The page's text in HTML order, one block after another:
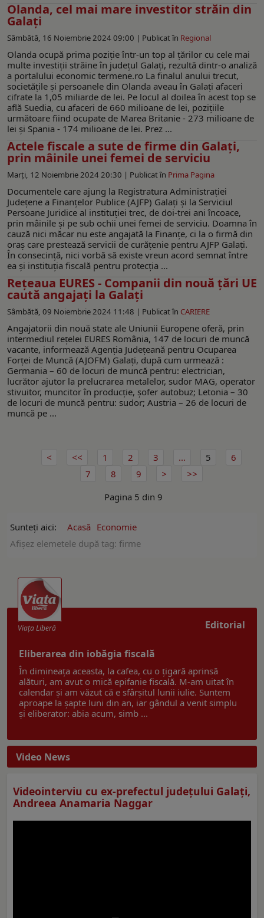
Olanda, cel mai mare investitor străin din
Galaţi
Sâmbătă, 16 Noiembrie 2024 09:00 | Publicat în Regional
Olanda ocupă prima poziţie într-un top al ţărilor cu cele mai
multe investiții străine în județul Galaţi, rezultă dintr-o analiză
a portalului economic termene.ro La finalul anului trecut,
societățile și persoanele din Olanda aveau în Galaţi afaceri
cifrate la 1,05 miliarde de lei. Pe locul al doilea în acest top se
află Suedia, cu afaceri de 660 milioane de lei, poziţiile
următoare fiind ocupate de Marea Britanie - 273 milioane de
lei și Spania - 174 milioane de lei. Prez ...
Actele fiscale a sute de firme din Galați,
prin mâinile unei femei de serviciu
Marți, 12 Noiembrie 2024 20:30 | Publicat în Prima Pagina
Documentele care ajung la Registratura Administrației
Județene a Finanțelor Publice (AJFP) Galați și la Serviciul
Persoane Juridice al instituției trec, de doi-trei ani încoace,
prin mâinile și pe sub ochii unei femei de serviciu. Doamna în
cauză nici măcar nu este angajată la Finanțe, ci la o firmă din
oraș care prestează servicii de curățenie pentru AJFP Galați.
În consecință, nici vorbă să existe vreun acord semnat între
ea și instituția fiscală pentru protecția ...
Rețeaua EURES - Companii din nouă țări UE
caută angajați la Galați
Sâmbătă, 09 Noiembrie 2024 11:48 | Publicat în CARIERE
Angajatorii din nouă state ale Uniunii Europene oferă, prin
intermediul reţelei EURES România, 147 de locuri de muncă
vacante, informează Agenția Județeană pentru Ocuparea
Forței de Muncă (AJOFM) Galați, după cum urmează :
Germania – 60 de locuri de muncă pentru: electrician,
lucrător ajutor la prelucrarea metalelor, sudor MAG, operator
stivuitor, muncitor în producţie, șofer autobuz; Letonia – 30
de locuri de muncă pentru: sudor; Austria – 26 de locuri de
muncă pe ...
1 2 3 ... 5
6
7
8
9
Pagina 5 din 9
Sunteți aici: Acasă Economie
Afişez elemetele după tag: firme
Editorial
Viaţa Liberă
Eliberarea din iobăgia fiscală
În dimineața aceasta, la cafea, cu o țigară aprinsă
alături, am avut o mică epifanie fiscală. M-am uitat în
calendar și am văzut că e sfârșitul lunii iulie. Suntem
aproape la șapte luni din an, iar gândul a venit simplu
și eliberator: abia acum, simb ...
Video News
Videointerviu cu ex-prefectul judeţului Galaţi,
Andreea Anamaria Naggar